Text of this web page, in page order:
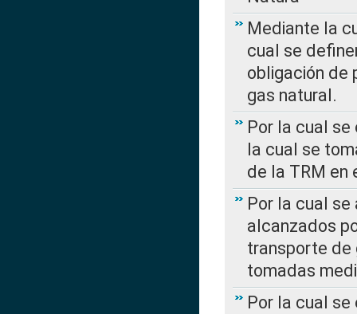
Mediante la
cual se
obligación de
gas natural.
Por la cual se
la cual se
de la TRM en
Por la cual
alcanzados
transporte de
tomadas
Por la cual